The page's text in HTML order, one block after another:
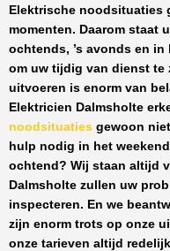
Elektrische noodsituaties
momenten. Daarom staat
ochtends, ’s avonds en
om uw tijdig van dienst te
uitvoeren is enorm van
Elektricien Dalmsholte
noodsituaties gewoon
hulp nodig in het
ochtend? Wij staan altijd
Dalmsholte zullen uw
inspecteren. En we
zijn enorm trots op onze
onze tarieven altijd